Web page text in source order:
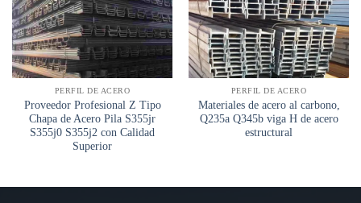
PERFIL DE ACERO
Proveedor Profesional Z Tipo
Chapa de Acero Pila S355jr
S355j0 S355j2 con Calidad
Superior
PERFIL DE ACERO
Materiales de acero al carbono,
Q235a Q345b viga H de acero
estructural